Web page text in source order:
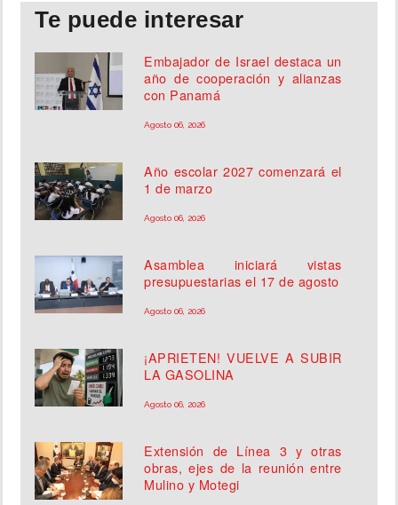
Te puede interesar
Embajador de Israel destaca un
año de cooperación y alianzas
con Panamá
Agosto 06, 2026
Año escolar 2027 comenzará el
1 de marzo
Agosto 06, 2026
Asamblea iniciará vistas
presupuestarias el 17 de agosto
Agosto 06, 2026
¡APRIETEN! VUELVE A SUBIR
LA GASOLINA
Agosto 06, 2026
Extensión de Línea 3 y otras
obras, ejes de la reunión entre
Mulino y Motegi